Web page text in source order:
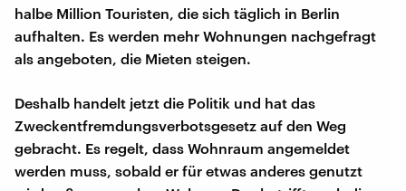
halbe Million Touristen, die sich täglich in Berlin
aufhalten. Es werden mehr Wohnungen nachgefragt
als angeboten, die Mieten steigen.
Deshalb handelt jetzt die Politik und hat das
Zweckentfremdungsverbotsgesetz auf den Weg
gebracht. Es regelt, dass Wohnraum angemeldet
werden muss, sobald er für etwas anderes genutzt